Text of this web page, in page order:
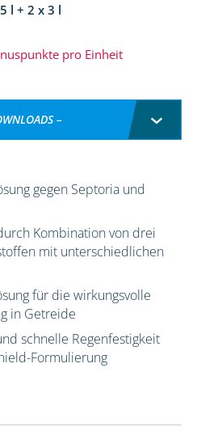
l + 2 x 3 l
pro Einheit
–
gegen Septoria und
Kombination von drei
mit unterschiedlichen
für die wirkungsvolle
in Getreide
schnelle Regenfestigkeit
Formulierung